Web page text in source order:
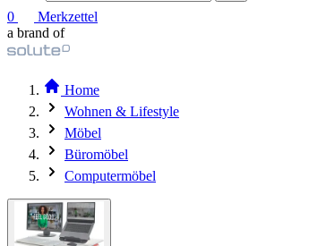
0
Merkzettel
a brand of
Home
Wohnen & Lifestyle
Möbel
Büromöbel
Computermöbel